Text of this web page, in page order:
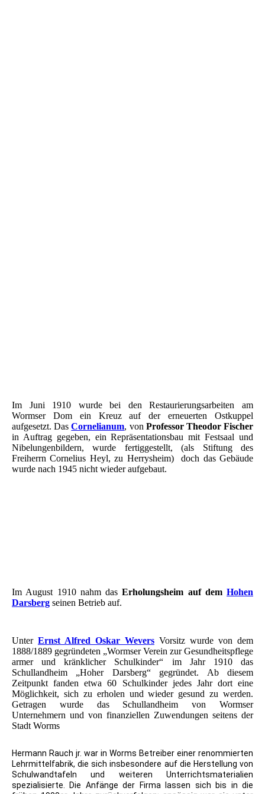
Im Juni 1910 wurde bei den Restaurierungsarbeiten am
Wormser Dom ein Kreuz auf der erneuerten Ostkuppel
aufgesetzt. DasCornelianum, von Professor Theodor Fischer
in Auftrag gegeben, ein Repräsentationsbau mit Festsaal und
Nibelungenbildern, wurde fertiggestellt, (als Stiftung des
Freiherrn Cornelius Heyl, zu Herrysheim) doch das Gebäude
wurde nach 1945 nicht wieder aufgebaut.
Im August 1910 nahm dasErholungsheim auf dem Hohen
Darsberg seinen Betrieb auf.
Unter Ernst Alfred Oskar Wevers Vorsitz wurde von dem
1888/1889 gegründeten „Wormser Verein zur Gesundheitspflege
armer und kränklicher Schulkinder“ im Jahr 1910 das
Schullandheim „Hoher Darsberg“ gegründet. Ab diesem
Zeitpunkt fanden etwa 60 Schulkinder jedes Jahr dort eine
Möglichkeit, sich zu erholen und wieder gesund zu werden.
Getragen wurde das Schullandheim von Wormser
Unternehmern und von finanziellen Zuwendungen seitens der
Stadt Worms
Hermann Rauch jr. war in Worms Betreiber einer renommierten
Lehrmittelfabrik, die sich insbesondere auf die Herstellung von
Schulwandtafeln und weiteren Unterrichtsmaterialien
spezialisierte. Die Anfänge der Firma lassen sich bis in die